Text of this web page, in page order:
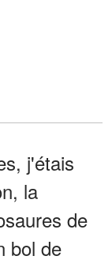
j'étais
la
de
bol de